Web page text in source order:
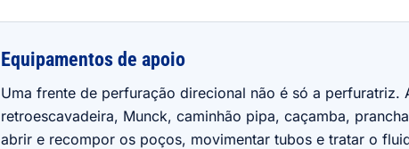
Equipamentos de apoio
Uma frente de perfuração direcional não é só a perfuratriz.
retroescavadeira, Munck, caminhão pipa, caçamba,
abrir e recompor os poços, movimentar tubos e tratar o